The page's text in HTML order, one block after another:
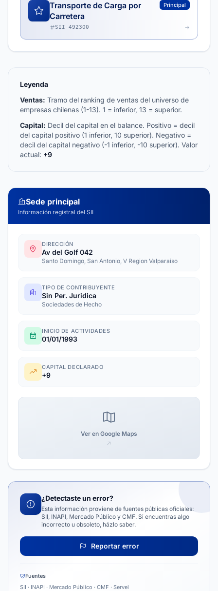
Transporte de Carga por
Carretera
Principal
SII 492300
Leyenda
Ventas: Tramo del ranking de ventas del universo de
empresas chilenas (1-13). 1 = inferior, 13 = superior.
Capital: Decil del capital en el balance. Positivo = decil
del capital positivo (1 inferior, 10 superior). Negativo =
decil del capital negativo (-1 inferior, -10 superior). Valor
actual: +9
Sede principal
Información registral del SII
DIRECCIÓN
Av del Golf 042
Santo Domingo, San Antonio, V Region Valparaiso
TIPO DE CONTRIBUYENTE
Sin Per. Juridica
Sociedades de Hecho
INICIO DE ACTIVIDADES
01/01/1993
CAPITAL DECLARADO
+9
Ver en Google Maps
¿Detectaste un error?
Esta información proviene de fuentes públicas oficiales:
SII, INAPI, Mercado Público y CMF. Si encuentras algo
incorrecto u obsoleto, házlo saber.
Reportar error
Fuentes
SII · INAPI · Mercado Público · CMF · Servel